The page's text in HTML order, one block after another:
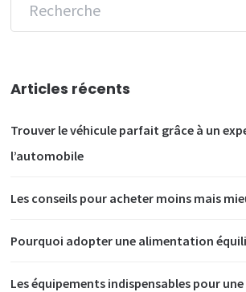
Articles récents
Trouver le véhicule parfait grâce à un
l’automobile
Les conseils pour acheter moins mais
Pourquoi adopter une alimentation
Les équipements indispensables pour